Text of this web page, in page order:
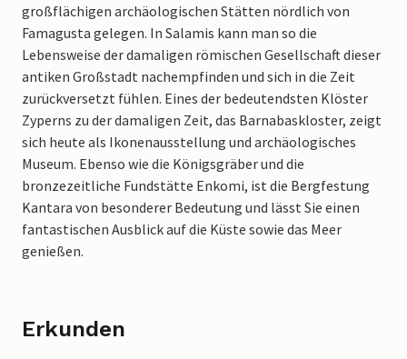
großflächigen archäologischen Stätten nördlich von
Famagusta gelegen. In Salamis kann man so die
Lebensweise der damaligen römischen Gesellschaft dieser
antiken Großstadt nachempfinden und sich in die Zeit
zurückversetzt fühlen. Eines der bedeutendsten Klöster
Zyperns zu der damaligen Zeit, das Barnabaskloster, zeigt
sich heute als Ikonenausstellung und archäologisches
Museum. Ebenso wie die Königsgräber und die
bronzezeitliche Fundstätte Enkomi, ist die Bergfestung
Kantara von besonderer Bedeutung und lässt Sie einen
fantastischen Ausblick auf die Küste sowie das Meer
genießen.
Erkunden